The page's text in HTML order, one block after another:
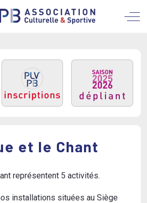
Off-
et le Chant
représentent 5 activités.
installations situées au Siège